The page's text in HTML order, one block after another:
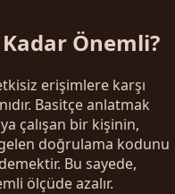
Kadar Önemli?
erişimlere karşı
Basitçe anlatmak
çalışan bir kişinin,
doğrulama kodunu
Bu sayede,
ölçüde azalır.